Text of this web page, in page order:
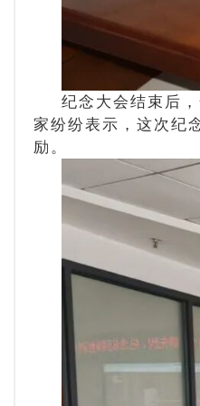
纪念大会结束后
家纷纷表示，这次纪
励。